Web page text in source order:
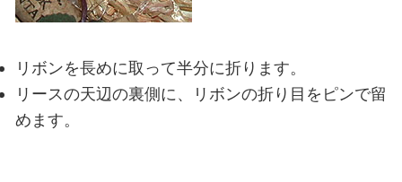
リボンを長めに取って半分に折ります。
リースの天辺の裏側に、リボンの折り目をピンで留
めます。